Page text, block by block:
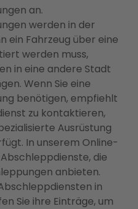
an.
werden in der
ein Fahrzeug über eine
werden muss,
in eine andere Stadt
Wenn Sie eine
benötigen, empfiehlt
zu kontaktieren,
Ausrüstung
In unserem Online-
die
anbieten.
in
Sie ihre Einträge, um